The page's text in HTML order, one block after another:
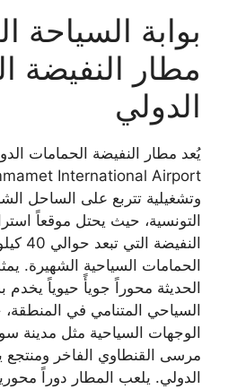
بوابة السياحة
مطار النفيضة
الدولي
وتشغيلية تتربع على الساحل
التونسية، حيث يحتل موقعاً
الحمامات السياحية الشهيرة.
الحديثة محوراً جويأً حيوياً
السياحي المتنامي في
الوجهات السياحية مثل مدينة
مرسى القنطاوي الفاخر ومنتجع
الدولي. يلعب المطار دوراً